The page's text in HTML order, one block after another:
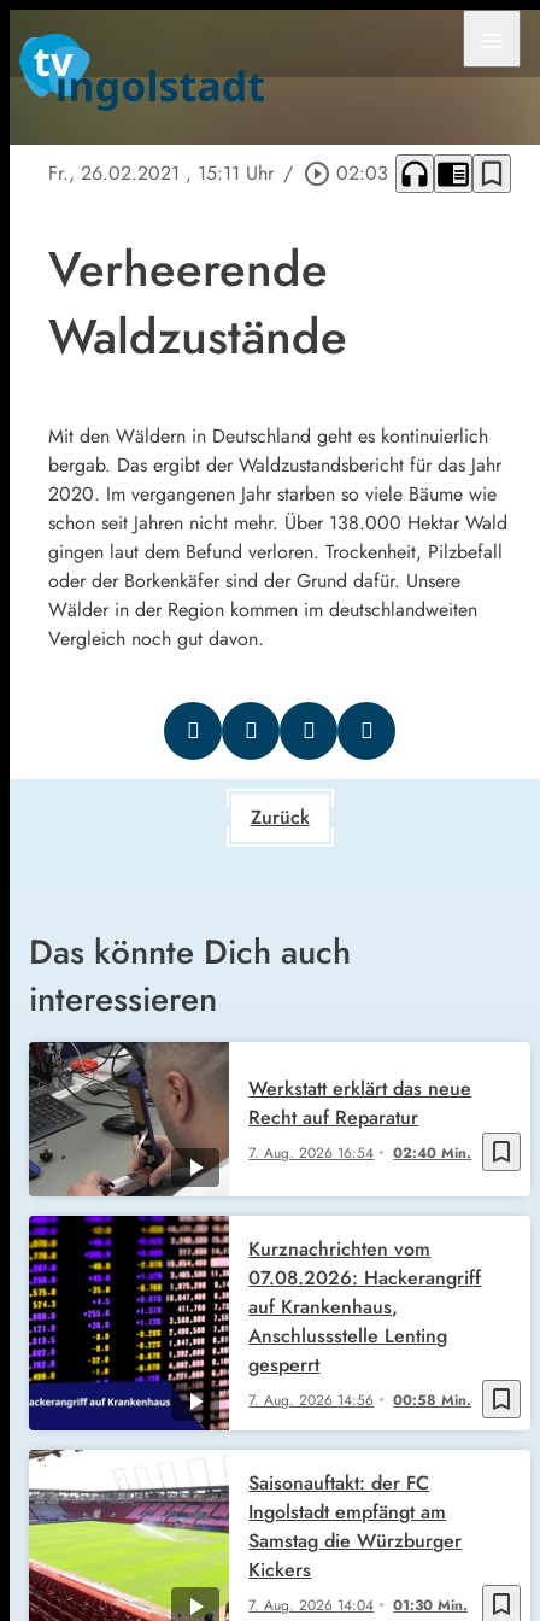
Fr., 26.02.2021 , 15:11 Uhr / play_circle_outline 02:03 headphones chrome_reader_mode bookmark_border
Verheerende
Waldzustände
Mit den Wäldern in Deutschland geht es kontinuierlich
bergab. Das ergibt der Waldzustandsbericht für das Jahr
2020. Im vergangenen Jahr starben so viele Bäume wie
schon seit Jahren nicht mehr. Über 138.000 Hektar Wald
gingen laut dem Befund verloren. Trockenheit, Pilzbefall
oder der Borkenkäfer sind der Grund dafür. Unsere
Wälder in der Region kommen im deutschlandweiten
Vergleich noch gut davon.
Zurück
Das könnte Dich auch
interessieren
bookmark_border
7. Aug. 2026 16:54 02:40 Min.
Werkstatt erklärt das neue
Recht auf Reparatur
bookmark_border
7. Aug. 2026 14:56 00:58 Min.
Kurznachrichten vom
07.08.2026: Hackerangriff
auf Krankenhaus,
Anschlussstelle Lenting
gesperrt
bookmark_border
7. Aug. 2026 14:04 01:30 Min.
Saisonauftakt: der FC
Ingolstadt empfängt am
Samstag die Würzburger
Kickers